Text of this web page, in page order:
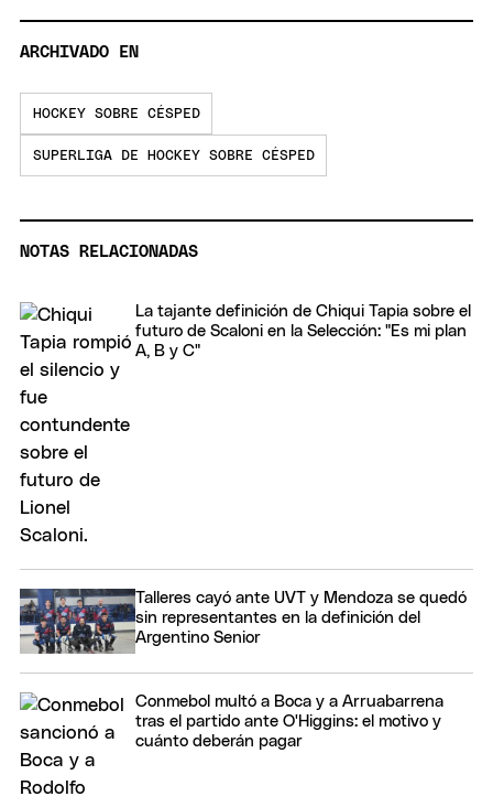
ARCHIVADO EN
HOCKEY SOBRE CÉSPED
SUPERLIGA DE HOCKEY SOBRE CÉSPED
NOTAS RELACIONADAS
La tajante definición de Chiqui Tapia sobre el
futuro de Scaloni en la Selección: "Es mi plan
A, B y C"
Talleres cayó ante UVT y Mendoza se quedó
sin representantes en la definición del
Argentino Senior
Conmebol multó a Boca y a Arruabarrena
tras el partido ante O'Higgins: el motivo y
cuánto deberán pagar